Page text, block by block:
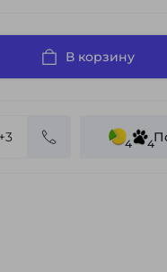
В корзину
4 4